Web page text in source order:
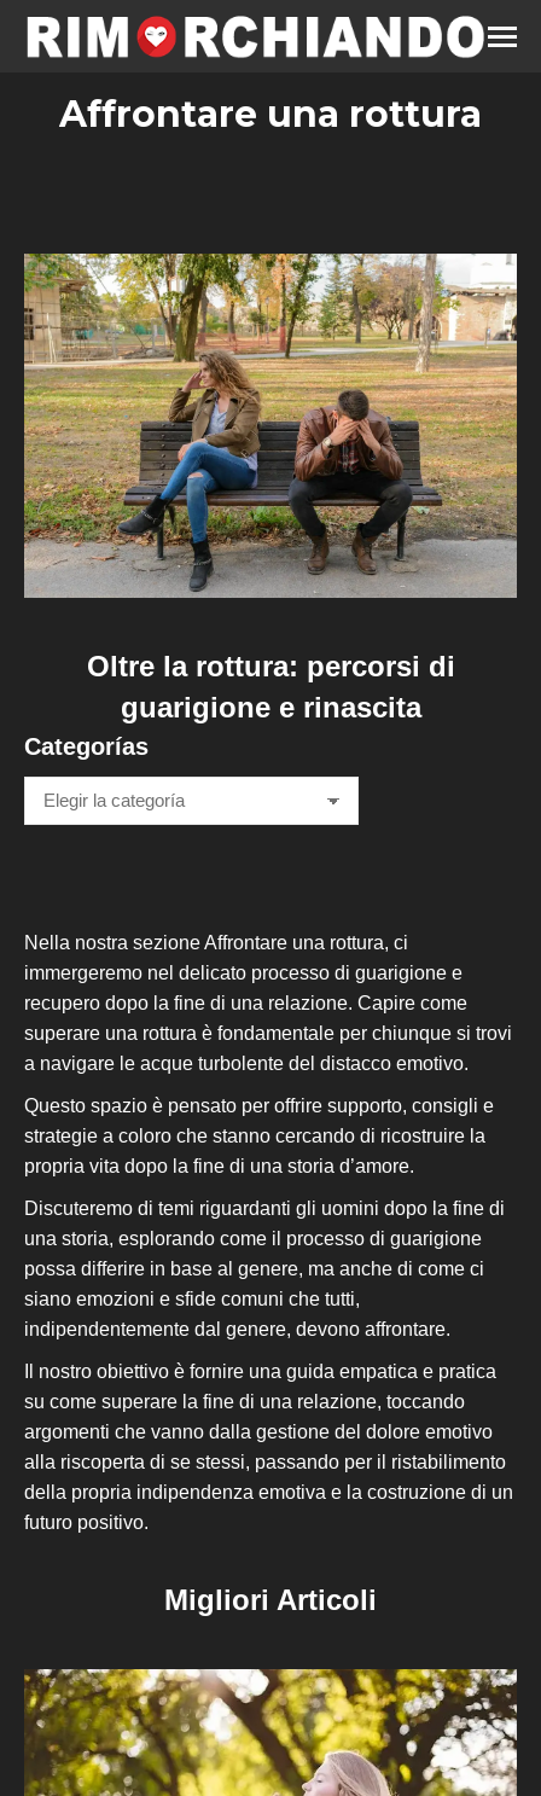
Affrontare una rottura
Estás aquí:
Oltre la rottura: percorsi di
guarigione e rinascita
Categorías
Categorías
Nella nostra sezione Affrontare una rottura, ci
immergeremo nel delicato processo di guarigione e
recupero dopo la fine di una relazione. Capire come
superare una rottura è fondamentale per chiunque si trovi
a navigare le acque turbolente del distacco emotivo.
Questo spazio è pensato per offrire supporto, consigli e
strategie a coloro che stanno cercando di ricostruire la
propria vita dopo la fine di una storia d’amore.
Discuteremo di temi riguardanti gli uomini dopo la fine di
una storia, esplorando come il processo di guarigione
possa differire in base al genere, ma anche di come ci
siano emozioni e sfide comuni che tutti,
indipendentemente dal genere, devono affrontare.
Il nostro obiettivo è fornire una guida empatica e pratica
su come superare la fine di una relazione, toccando
argomenti che vanno dalla gestione del dolore emotivo
alla riscoperta di se stessi, passando per il ristabilimento
della propria indipendenza emotiva e la costruzione di un
futuro positivo.
Migliori Articoli